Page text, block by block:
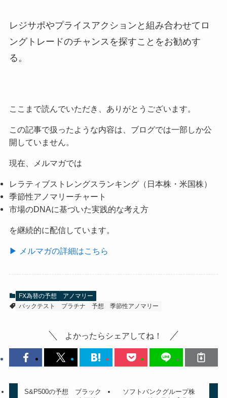
レジサポやプライスアクションと組み合わせてロ
ングトレードのチャンスを探すことをお勧めす
る。
ここまで読んでいただき、ありがとうございます。
この記事で扱ったような内容は、ブログでは一部しか公
開していません。
現在、メルマガでは
レラティブストレングスランキング（日本株・米国株）
季節性アノマリーチャート
市場のDNAに基づいた実践的な考え方
を継続的に配信しています。
▶ メルマガの詳細はこちら
FX為替の予想
アノマリー
バックテスト
プラチナ 予想 季節性アノマリー
よかったらシェアしてね！
S&P500の予想 ブラック
ソフトバンクグループ株